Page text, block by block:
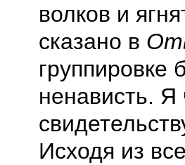
волков и
сказано в
группировке
ненависть. Я
Исходя из